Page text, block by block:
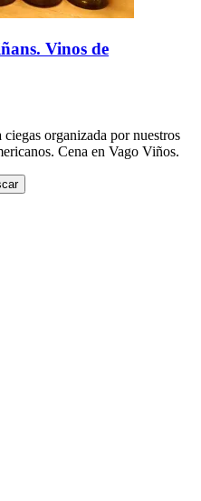
Vinos de
organizada por nuestros
Cena en Vago Viños.